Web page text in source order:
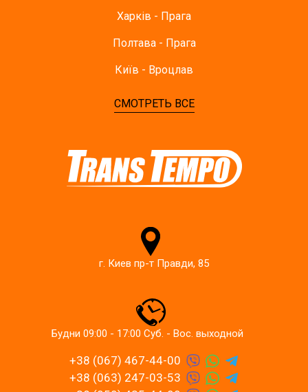
Харків - Прага
Полтава - Прага
Київ - Вроцлав
СМОТРЕТЬ ВСЕ
г. Киев пр-т Правди, 85
Будни 09:00 - 17:00 Суб. - Вос. выходной
+38 (067) 467-44-00
+38 (063) 247-03-53